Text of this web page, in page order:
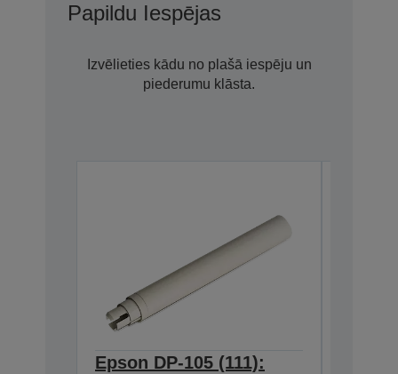
Papildu Iespējas
Izvēlieties kādu no plašā iespēju un
piederumu klāsta.
Epson DP-105 (111):